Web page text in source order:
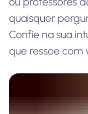
quaisquer
Confie na sua
que ressoe com